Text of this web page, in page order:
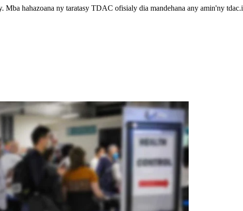
Mba hahazoana ny taratasy TDAC ofisialy dia mandehana any amin'ny